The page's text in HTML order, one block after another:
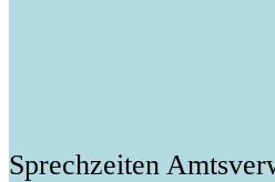
Sprechzeiten